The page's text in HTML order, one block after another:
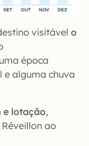
visitável o
época
e alguma chuva
e lotação,
ao